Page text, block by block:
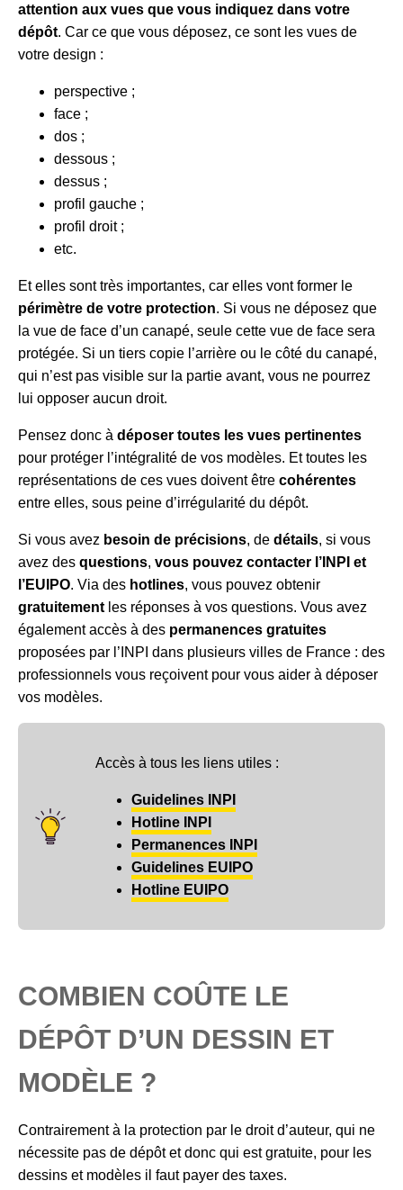
attention aux vues que vous indiquez dans votre
dépôt. Car ce que vous déposez, ce sont les vues de
votre design :
perspective ;
face ;
dos ;
dessous ;
dessus ;
profil gauche ;
profil droit ;
etc.
Et elles sont très importantes, car elles vont former le
périmètre de votre protection. Si vous ne déposez que
la vue de face d’un canapé, seule cette vue de face sera
protégée. Si un tiers copie l’arrière ou le côté du canapé,
qui n’est pas visible sur la partie avant, vous ne pourrez
lui opposer aucun droit.
Pensez donc à déposer toutes les vues pertinentes
pour protéger l’intégralité de vos modèles. Et toutes les
représentations de ces vues doivent être cohérentes
entre elles, sous peine d’irrégularité du dépôt.
Si vous avez besoin de précisions, de détails, si vous
avez des questions, vous pouvez contacter l’INPI et
l’EUIPO. Via des hotlines, vous pouvez obtenir
gratuitement les réponses à vos questions. Vous avez
également accès à des permanences gratuites
proposées par l’INPI dans plusieurs villes de France : des
professionnels vous reçoivent pour vous aider à déposer
vos modèles.
Accès à tous les liens utiles :
Guidelines INPI
Hotline INPI
Permanences INPI
Guidelines EUIPO
Hotline EUIPO
COMBIEN COÛTE LE
DÉPÔT D’UN DESSIN ET
MODÈLE ?
Contrairement à la protection par le droit d’auteur, qui ne
nécessite pas de dépôt et donc qui est gratuite, pour les
dessins et modèles il faut payer des taxes.